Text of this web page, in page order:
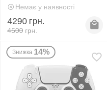
Немає у наявності
4500 грн.
4290 грн.
Знижка 14%